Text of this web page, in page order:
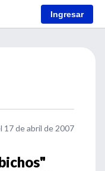
Ingresar
17 de abril de 2007